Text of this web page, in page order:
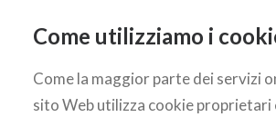
Come utilizziamo i
Come la maggior parte dei servizi
sito Web utilizza cookie proprietari